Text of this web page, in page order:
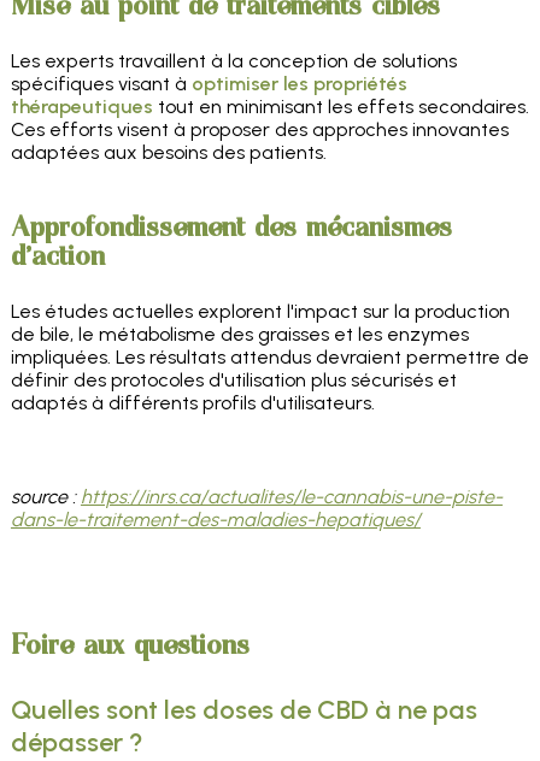
Les experts travaillent à la conception de solutions
spécifiques visant à optimiser les propriétés
thérapeutiques tout en minimisant les effets secondaires.
Ces efforts visent à proposer des approches innovantes
adaptées aux besoins des patients.
Approfondissement des mécanismes
d'action
Les études actuelles explorent l'impact sur la production
de bile, le métabolisme des graisses et les enzymes
impliquées. Les résultats attendus devraient permettre de
définir des protocoles d'utilisation plus sécurisés et
adaptés à différents profils d'utilisateurs.
source : https://inrs.ca/actualites/le-cannabis-une-piste-
dans-le-traitement-des-maladies-hepatiques/
Foire aux questions
Quelles sont les doses de CBD à ne pas
dépasser ?